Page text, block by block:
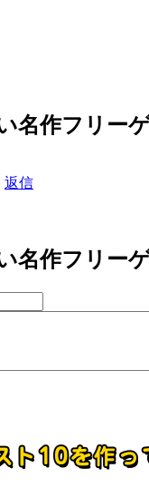
名作フリー
返信
名作フリー